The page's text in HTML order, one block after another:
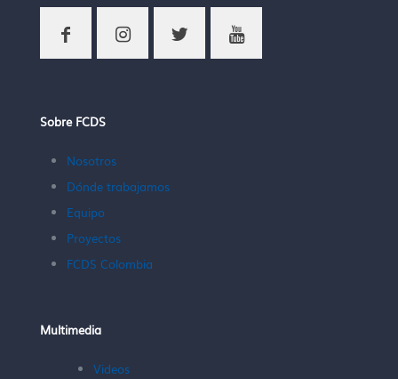
Sobre FCDS
Nosotros
Dónde trabajamos
Equipo
Proyectos
FCDS Colombia
Multimedia
Videos